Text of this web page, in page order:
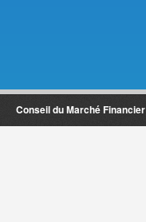
Conseil du Marché Financier